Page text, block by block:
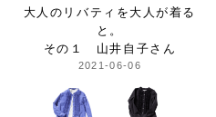
大人のリバティを 大人が着る
と。
その１ 山井自子さん
2021-06-06